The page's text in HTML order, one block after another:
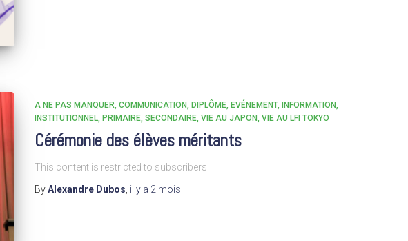
A NE PAS MANQUER COMMUNICATION DIPLÔME EVÉNEMENT INFORMATION
INSTITUTIONNEL PRIMAIRE SECONDAIRE VIE AU JAPON VIE AU LFI TOKYO
Cérémonie des élèves méritants
This content is restricted to subscribers
ByAlexandre Dubos il y a 2 mois